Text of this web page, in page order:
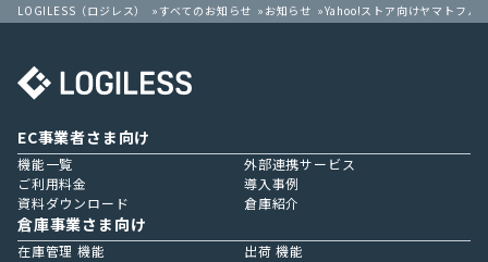
LOGILESS（ロジレス） すべてのお知らせ お知らせ Yahoo!ストア向けヤマトフ
EC事業者さま向け
機能一覧
外部連携サービス
ご利用料金
導入事例
資料ダウンロード
倉庫紹介
倉庫事業さま向け
在庫管理 機能
出荷 機能